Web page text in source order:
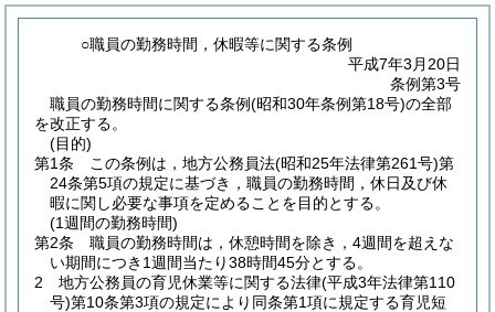
○職員の勤務時間，休暇等に関する条例
平成7年3月20日
条例第3号
職員の勤務時間に関する条例(昭和30年条例第18号)の全部
を改正する。
(目的)
第1条
この条例は，地方公務員法(昭和25年法律第261号)第
24条第5項の規定に基づき，職員の勤務時間，休日及び休
暇に関し必要な事項を定めることを目的とする。
(1週間の勤務時間)
第2条
職員の勤務時間は，休憩時間を除き，4週間を超えな
い期間につき1週間当たり38時間45分とする。
2
地方公務員の育児休業等に関する法律(平成3年法律第110
号)第10条第3項の規定により同条第1項に規定する育児短